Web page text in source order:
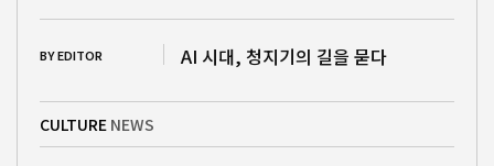
BY EDITOR AI 시대, 청지기의 길을 묻다
CULTURE NEWS